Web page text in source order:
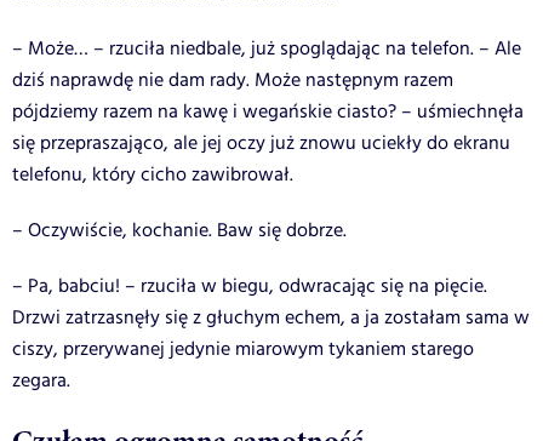
– Może… – rzuciła niedbale, już spoglądając na telefon. – Ale
dziś naprawdę nie dam rady. Może następnym razem
pójdziemy razem na kawę i wegańskie ciasto? – uśmiechnęła
się przepraszająco, ale jej oczy już znowu uciekły do ekranu
telefonu, który cicho zawibrował.
– Oczywiście, kochanie. Baw się dobrze.
– Pa, babciu! – rzuciła w biegu, odwracając się na pięcie.
Drzwi zatrzasnęły się z głuchym echem, a ja zostałam sama w
ciszy, przerywanej jedynie miarowym tykaniem starego
zegara.